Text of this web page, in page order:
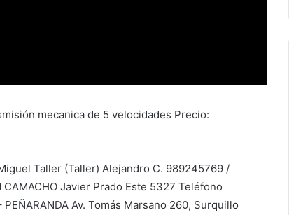
mecanica de 5 velocidades Precio:
Taller (Taller) Alejandro C. 989245769 /
Javier Prado Este 5327 Teléfono
Av. Tomás Marsano 260, Surquillo